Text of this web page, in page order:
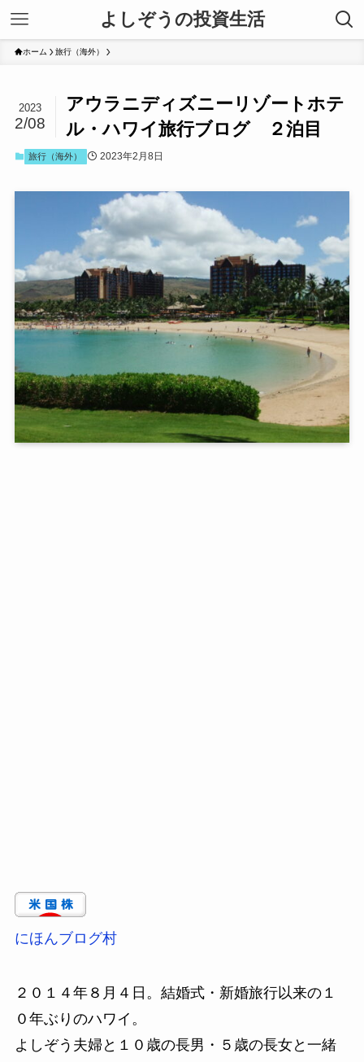
よしぞうの投資生活
ホーム 旅行（海外）
アウラニディズニーリゾートホテ
ル・ハワイ旅行ブログ ２泊目
2023
2/08
旅行（海外） 2023年2月8日
にほんブログ村
２０１４年８月４日。結婚式・新婚旅行以来の１
０年ぶりのハワイ。
よしぞう夫婦と１０歳の長男・５歳の長女と一緒